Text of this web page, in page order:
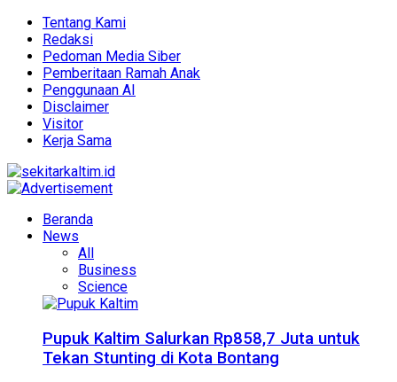
Tentang Kami
Redaksi
Pedoman Media Siber
Pemberitaan Ramah Anak
Penggunaan AI
Disclaimer
Visitor
Kerja Sama
Beranda
News
All
Business
Science
Pupuk Kaltim Salurkan Rp858,7 Juta untuk
Tekan Stunting di Kota Bontang